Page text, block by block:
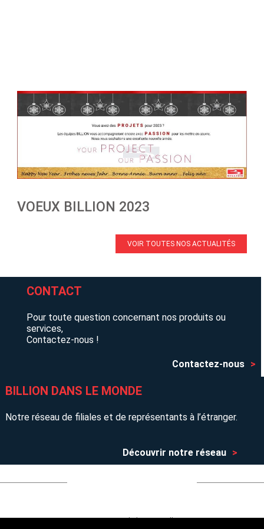
VOEUX BILLION 2023
VOIR TOUTES NOS ACTUALITÉS
CONTACT
Pour toute question concernant nos produits ou
services,
Contactez-nous !
Contactez-nous
BILLION DANS LE MONDE
Notre réseau de filiales et de représentants à l’étranger.
Découvrir notre réseau